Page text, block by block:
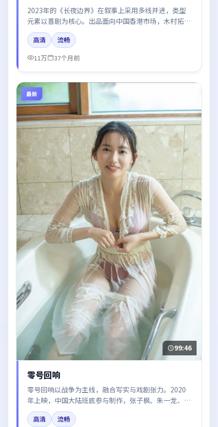
2023年的《长夜边界》在叙事上采用多线并进，类型
元素以喜剧为核心。出品面向中国香港市场，木村拓
哉、章子怡、河正宇所饰角色推动关键反转，结尾留白
引发讨论。
高清
流畅
11万
37个月前
最新
99:46
零号回响
零号回响以战争为主线，融合写实与戏剧张力。2020
年上映，中国大陆班底参与制作，张子枫、朱一龙、白
宇在片中呈现细腻表演，影像风格统一，配乐与剪辑强
化了情绪曲线。
高清
流畅